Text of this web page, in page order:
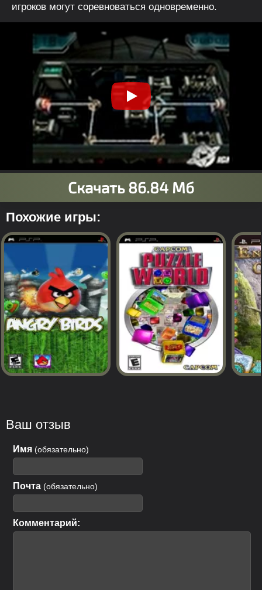
игроков могут соревноваться одновременно.
Похожие игры:
Ваш отзыв
Имя (обязательно)
Почта (обязательно)
Комментарий: